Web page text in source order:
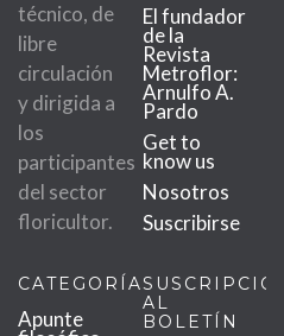
técnico, de
libre
circulación
y dirigida a
los
participantes
del sector
floricultor.
El fundador
de la
Revista
Metroflor:
Arnulfo A.
Pardo
Get to
know us
Nosotros
Suscribirse
CATEGORÍAS
Apunte
SUSCRIPCIÓN
AL
BOLETÍN